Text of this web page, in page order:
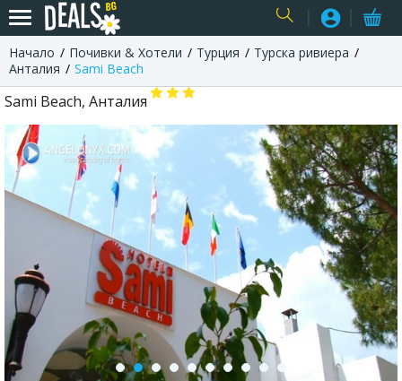
USER
Начало Почивки & Хотели Турция
Турска ривиера
Анталия
Sami Beach
Sami Beach, Анталия